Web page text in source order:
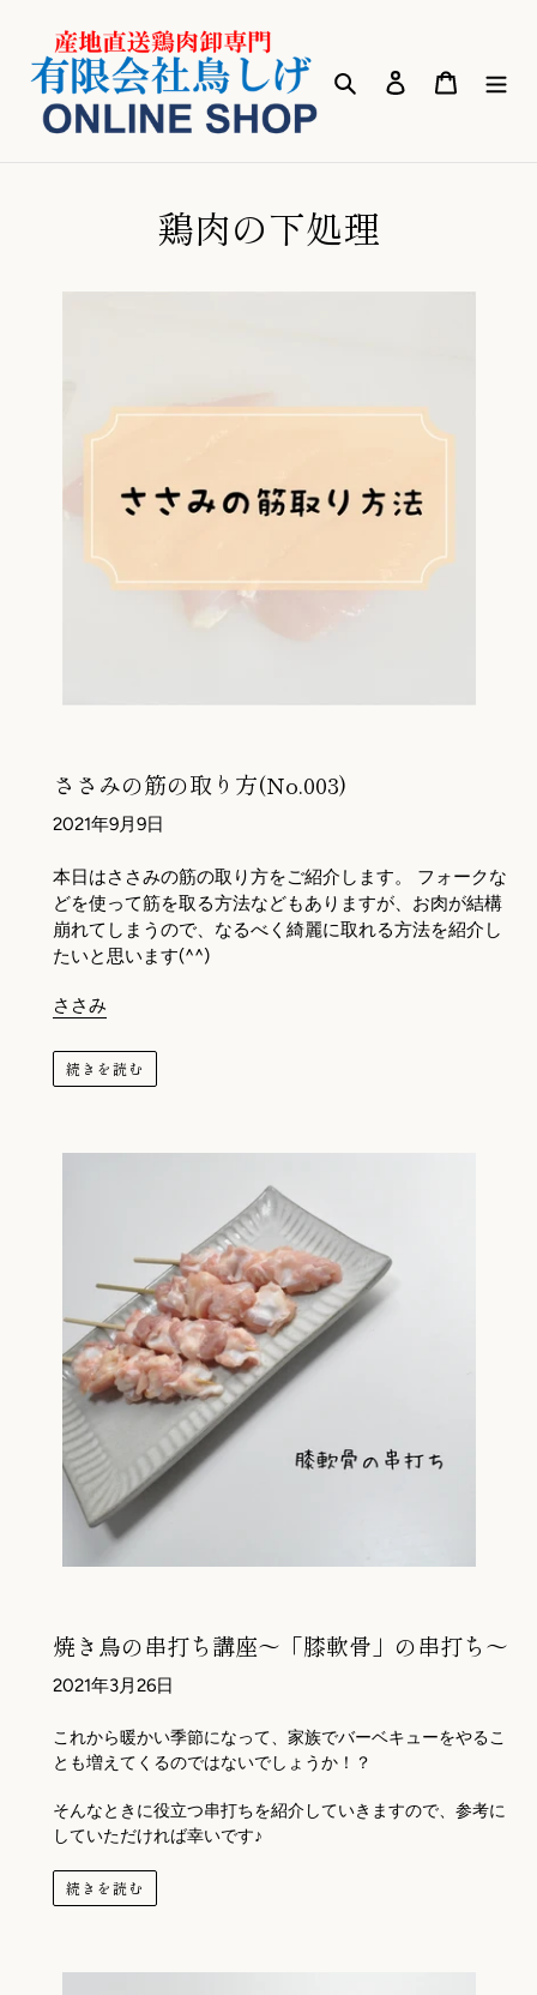
検索 ログインカート
鶏肉の下処理
ささみの筋の取り方(No.003)
2021年9月9日
本日はささみの筋の取り方をご紹介します。 フォークな
どを使って筋を取る方法などもありますが、お肉が結構
崩れてしまうので、なるべく綺麗に取れる方法を紹介し
たいと思います(^^)
ささみ
続きを読む
焼き鳥の串打ち講座～「膝軟骨」の串打ち～
2021年3月26日
これから暖かい季節になって、家族でバーベキューをやるこ
とも増えてくるのではないでしょうか！？
そんなときに役立つ串打ちを紹介していきますので、参考に
していただければ幸いです♪
続きを読む